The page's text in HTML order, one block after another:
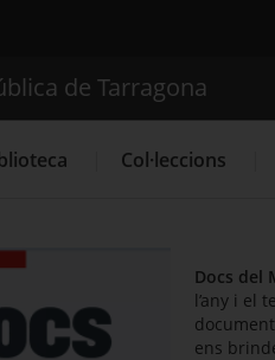
finestra.
de Tarragona
Col·leccions
finestra.
Docs del
l’any i el
ens